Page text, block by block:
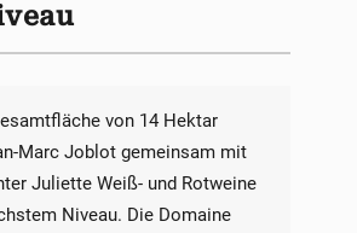
von 14 Hektar
Marc Joblot gemeinsam mit
Juliette Weiß- und Rotweine
Niveau. Die Domaine